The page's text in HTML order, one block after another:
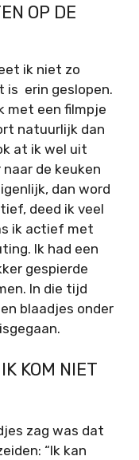
OP DE
ik niet zo
is erin geslopen.
met een filmpje
natuurlijk dan
at ik wel uit
de keuken
dan word
deed ik veel
ik actief met
Ik had een
gespierde
In die tijd
blaadjes onder
KOM NIET
zag was dat
“Ik kan